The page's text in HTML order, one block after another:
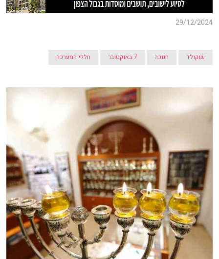
29/12/2024
שוקולד חנוכה 7 באוקטובר חללי המערכה